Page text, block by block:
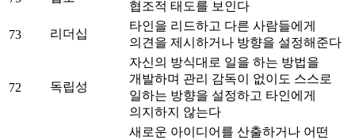
협조적 태도를 보인다
73 리더십
타인을 리드하고 다른 사람들에게
의견을 제시하거나 방향을 설정해준다
72 독립성
자신의 방식대로 일을 하는 방법을
개발하며 관리 감독이 없이도 스스로
일하는 방향을 설정하고 타인에게
의지하지 않는다
새로운 아이디어를 산출하거나 어떤